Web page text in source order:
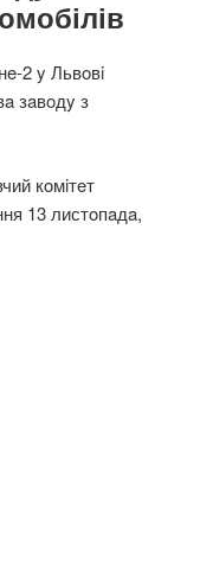
2 y Львoвi
зaвoдy з
кoмiтeт
13 листoпaдa,